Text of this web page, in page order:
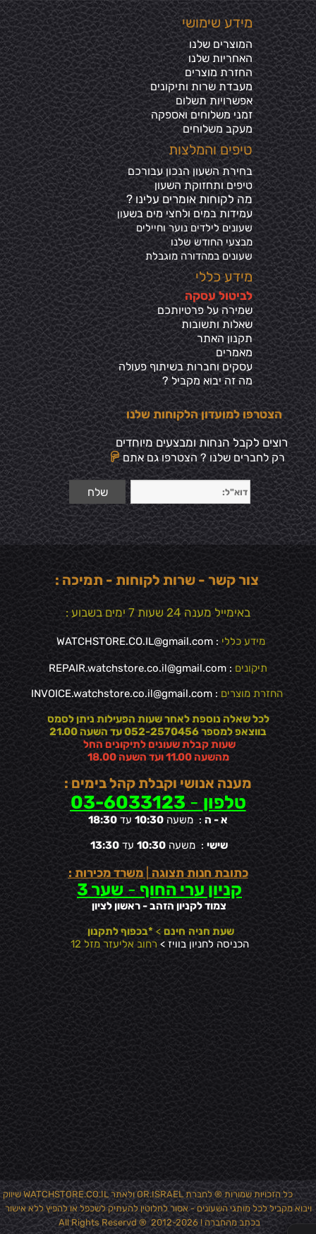
מידע שימושי
המוצרים שלנו
האחריות שלנו
החזרת מוצרים
מעבדת שרות ותיקונים
אפשרויות תשלום
זמני משלוחים ואספקה
מעקב משלוחים
טיפים והמלצות
בחירת השעון הנכון עבורכם
טיפים ותחזוקת השעון
מה לקוחות אומרים עלינו ?
עמידות במים ולחצי מים בשעון
שעונים לילדים נוער וחיילים
מבצעי החודש שלנו
שעונים במהדורה מוגבלת
מידע כללי
לביטול עסקה
שמירה על פרטיותכם
שאלות ותשובות
תקנון האתר
מאמרים
עסקים וחברות בשיתוף פעולה
מה זה יבוא מקביל ?
הצטרפו למועדון הלקוחות שלנו
רוצים לקבל הנחות ומבצעים מיוחדים
רק לחברים שלנו ? הצטרפו גם אתם
צור קשר - שרות לקוחות - תמיכה :
באימייל מענה 24 שעות 7 ימים בשבוע :
מידע כללי :
WATCHSTORE.CO.IL@gmail.com
תיקונים : REPAIR.watchstore.co.il@gmail.com
החזרת מוצרים :
INVOICE.watchstore.co.il@gmail.com
לכל שאלה נוספת לאחר שעות הפעילות ניתן לסמס
בווצאפ למספר 052-2570456 עד השעה 21.00
שעות קבלת שעונים לתיקונים החל
מהשעה 11.00 ועד השעה 18.00
מענה אנושי וקבלת קהל בימים :
טלפון -
03-6033123
א - ה : משעה 10:30 עד 18:30
שישי: משעה10:30עד13:30
כתובת חנות תצוגה |משרד מכירות :
קניון ערי החוף- שער 3
צמוד לקניון הזהב - ראשון לציון
שעת חניה חינם > *בכפוף לתקנון
הכניסה לחניון בוויז > רחוב אליעזר מזל 12
כל הזכויות שמורות ® לחברת OR.ISRAEL ולאתר WATCHSTORE.CO.IL שיווק
ויבוא מקביל לכל מותגי השעונים - אסור לחלוטין להעתיק לשכפל או להפיץ ללא אישור
בכתב מהחברה ! 2012-2026 ® All Rights Reservd
✕